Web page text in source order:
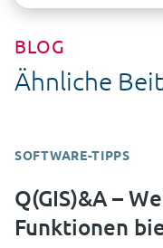
BLOG
Ähnliche
SOFTWARE-TIPPS
Q(GIS)&A –
Funktionen